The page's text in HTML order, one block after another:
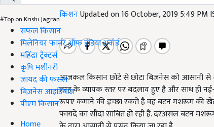
#Top on Krishi Jagran
सफल किसान
मिलेनियर फार्मर ऑफ इंडिया अवॉर्ड
महिंद्रा ट्रैक्टर्स
कृषि मशीनरी
जायद की फसल
बिज़नेस आइडियाज
पीएम किसान
Home
किशनUpdated on 16 October, 2019 5:49 PM
आजकल किसान छोटे से छोटा बिजनेस को आसानी
तरह के व्यापक स्तर पर बदलाव हुए है और साथ ही
रूपए कमाने की इच्छा रकते है वह बटन मशरूम की
फायदे का सौदा साबित हो रही है. दरअसल बटन